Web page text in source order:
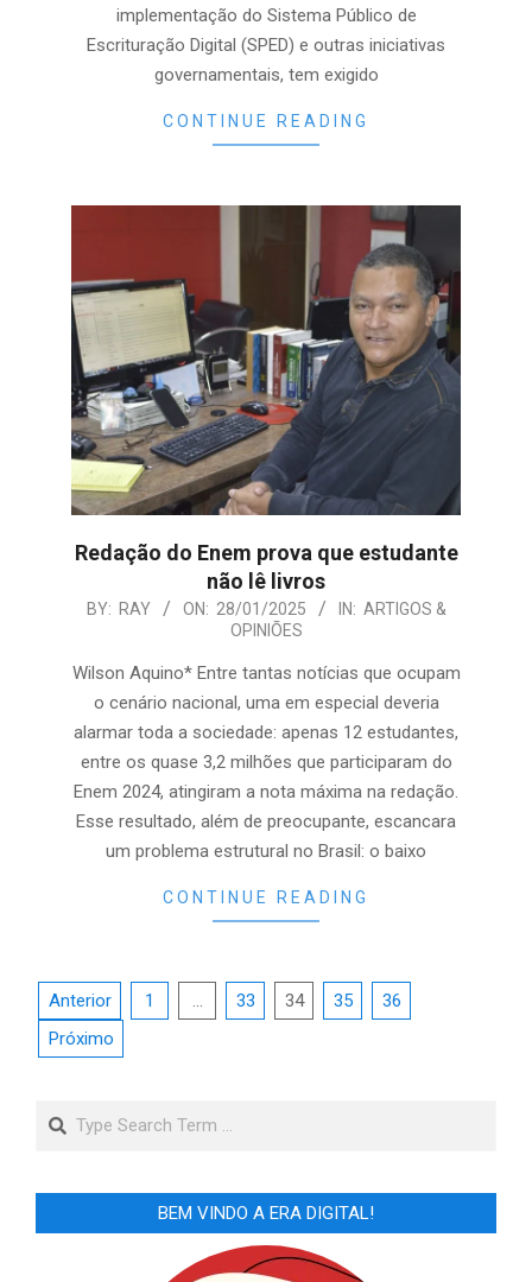
implementação do Sistema Público de
Escrituração Digital (SPED) e outras iniciativas
governamentais, tem exigido
CONTINUE READING
Redação do Enem prova que estudante
não lê livros
2025-
28
BY: RAY ON: 28/01/2025 IN: ARTIGOS &
OPINIÕES
Wilson Aquino* Entre tantas notícias que ocupam
o cenário nacional, uma em especial deveria
alarmar toda a sociedade: apenas 12 estudantes,
entre os quase 3,2 milhões que participaram do
Enem 2024, atingiram a nota máxima na redação.
Esse resultado, além de preocupante, escancara
um problema estrutural no Brasil: o baixo
CONTINUE READING
Paginação
de
Anterior 1 … 33 34 35
36
Próximo
Search
BEM VINDO A ERA DIGITAL!